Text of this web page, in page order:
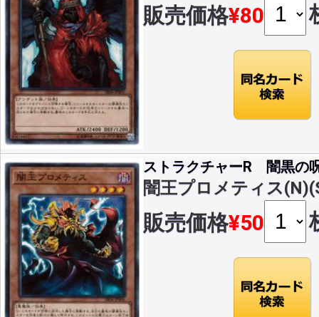
販売価格¥80
ストラクチャーR 闇黒の
闇王プロメティス
販売価格¥50